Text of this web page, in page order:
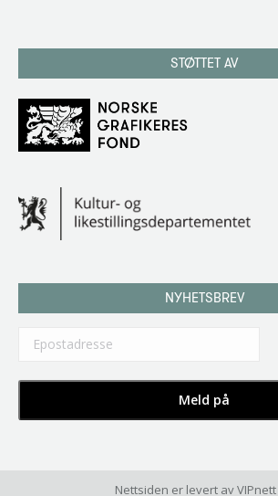
STØTTET AV
NYHETSBREV
Nettsiden er levert avVIPnett